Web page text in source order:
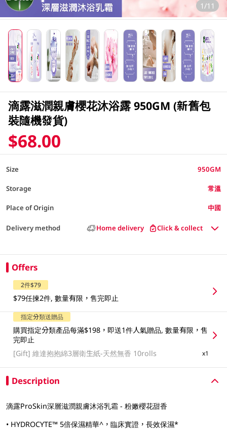
1/11
滴露滋潤親膚櫻花沐浴露 950GM (新舊包
裝隨機發貨)
$68.00
Size 950GM
Storage 常溫
Place of Origin 中國
Delivery method Home delivery Click & collect
Offers
2件$79
$79任揀2件, 數量有限，售完即止
指定分類送贈品
購買指定分類產品每滿$198，即送1件人氣贈品, 數量有限，售
完即止
[Gift]維達抱抱綿3層衛生紙-天然無香 10rolls x1
Description
滴露ProSkin深層滋潤親膚沐浴乳霜 -​ 粉嫩櫻花甜香
• HYDROCYTE™ 5倍保濕精華^，臨床實證，長效保濕*